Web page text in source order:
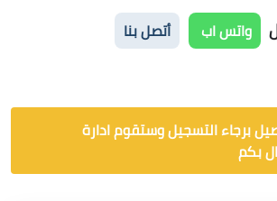
واتس اب أتصل بنا
برجاء التسجيل وستقوم ادارة
بكم